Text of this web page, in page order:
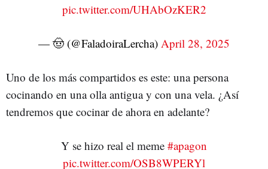
pic.twitter.com/UHAbOzKER2
— 🤠 (@FaladoiraLercha) April 28, 2025
Uno de los más compartidos es este: una persona
cocinando en una olla antigua y con una vela. ¿Así
tendremos que cocinar de ahora en adelante?
Y se hizo real el meme #apagon
pic.twitter.com/OSB8WPERYl